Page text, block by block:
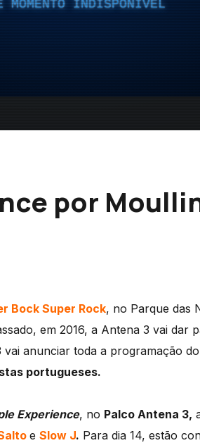
por
Bock Super Rock, no Parque das
em 2016, a Antena 3 vai dar
vai anunciar toda a programação do
portugueses.
Experience, no Palco Antena 3,
e Slow J. Para dia 14, estão